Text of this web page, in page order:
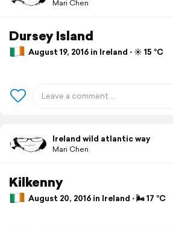
Mari Chen
Dursey Island
August 19, 2016 in Ireland ⋅ ☀️ 15 °C
Ireland wild atlantic way
Mari Chen
Kilkenny
August 20, 2016 in Ireland ⋅ 🌬 17 °C